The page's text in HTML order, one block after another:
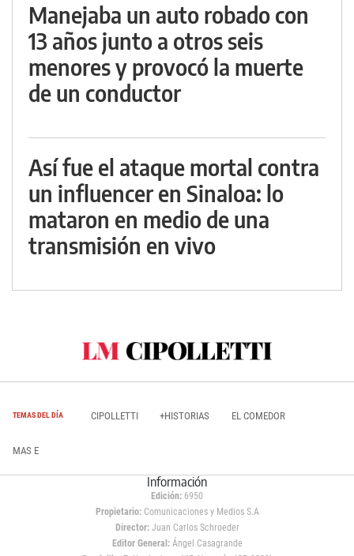
Manejaba un auto robado con
13 años junto a otros seis
menores y provocó la muerte
de un conductor
Así fue el ataque mortal contra
un influencer en Sinaloa: lo
mataron en medio de una
transmisión en vivo
TEMAS DEL DÍA CIPOLLETTI +HISTORIAS EL COMEDOR
MAS E
Información
Edición: 6950
Propietario:Comunicaciones y Medios S.A
Director: Juan Carlos Schroeder
Editor General:Ángel Casagrande